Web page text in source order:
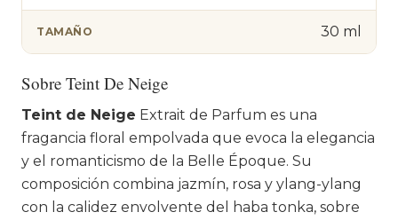
TAMAÑO 30 ml
Sobre Teint De Neige
Teint de Neige Extrait de Parfum es una
fragancia floral empolvada que evoca la elegancia
y el romanticismo de la Belle Époque. Su
composición combina jazmín, rosa y ylang-ylang
con la calidez envolvente del haba tonka, sobre